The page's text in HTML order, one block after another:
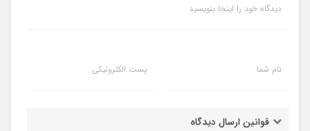
دیدگاه خود را اینجا بنویسید
نام شما پست الکترونیکی
قوانین ارسال دیدگاه